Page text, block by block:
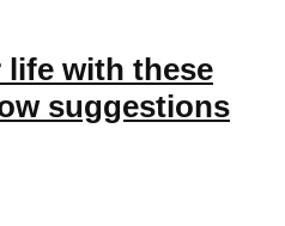
life with these
suggestions